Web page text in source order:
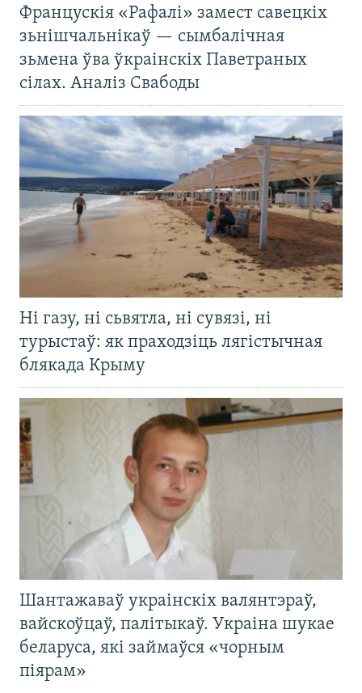
Францускія «Рафалі» замест савецкіх
зьнішчальнікаў — сымбалічная
зьмена ўва ўкраінскіх Паветраных
сілах. Аналіз Свабоды
Ні газу, ні сьвятла, ні сувязі, ні
турыстаў: як праходзіць лягістычная
блякада Крыму
Шантажаваў украінскіх валянтэраў,
вайскоўцаў, палітыкаў. Украіна шукае
беларуса, які займаўся «чорным
піярам»